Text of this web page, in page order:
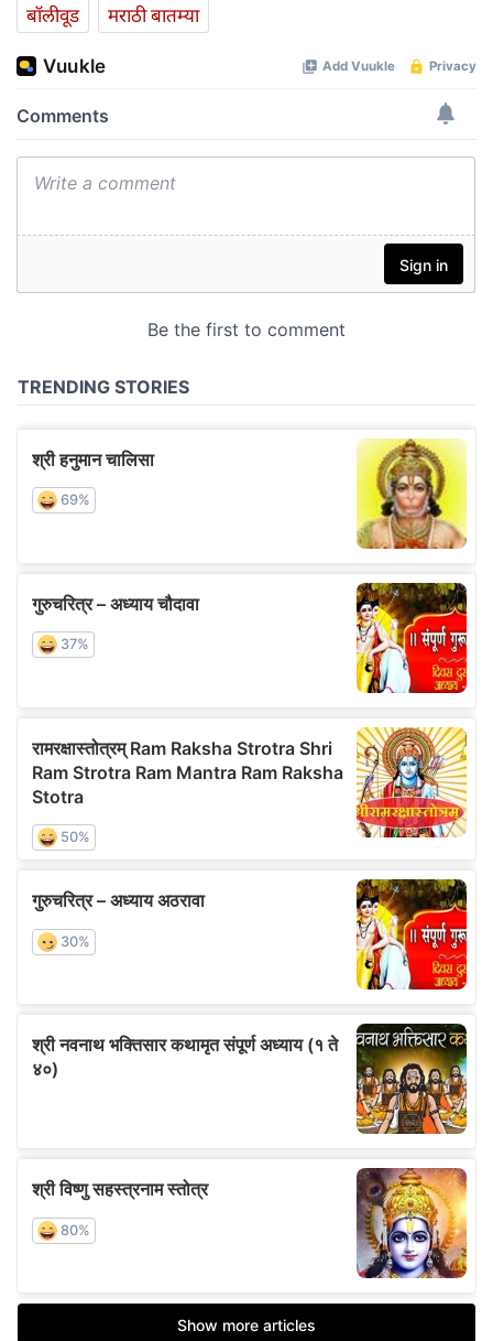
बॉलीवूड
मराठी बातम्या